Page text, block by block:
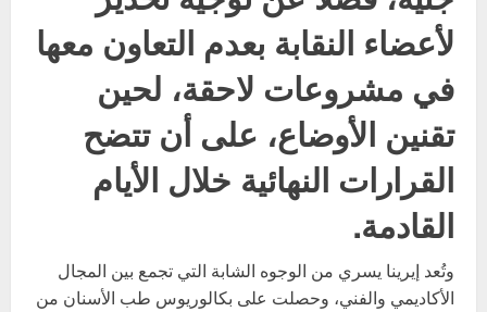
لأعضاء النقابة بعدم التعاون معها
في مشروعات لاحقة، لحين
تقنين الأوضاع، على أن تتضح
القرارات النهائية خلال الأيام
القادمة.
وتُعد إيرينا يسري من الوجوه الشابة التي تجمع بين المجال
الأكاديمي والفني، وحصلت على بكالوريوس طب الأسنان من